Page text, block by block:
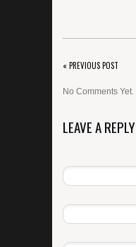
« PREVIOUS POST
No Comments Yet.
LEAVE A REPLY